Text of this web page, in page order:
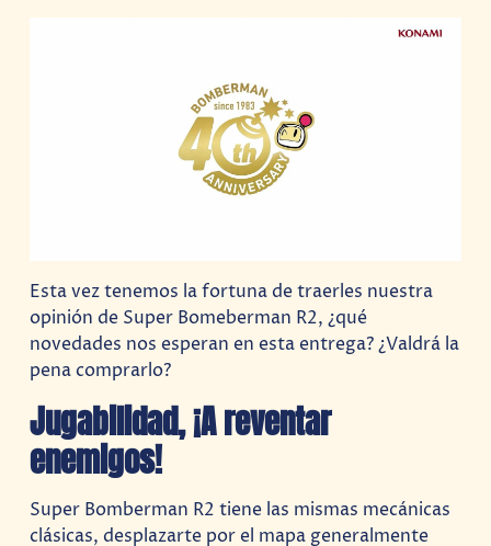
Esta vez tenemos la fortuna de traerles nuestra
opinión de Super Bomeberman R2, ¿qué
novedades nos esperan en esta entrega? ¿Valdrá la
pena comprarlo?
Jugabilidad, ¡A reventar
enemigos!
Super Bomberman R2 tiene las mismas mecánicas
clásicas, desplazarte por el mapa generalmente